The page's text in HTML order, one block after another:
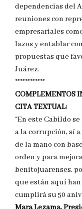
dependencias del
reuniones con
empresariales
lazos y entablar
propuestas que
Juárez.
************
COMPLEMENTOS
CITA TEXTUAL:
“En este Cabildo
a la corrupción, sí
de la mano con
orden y para
benitojuarenses,
que están aquí
cumplirá su 50